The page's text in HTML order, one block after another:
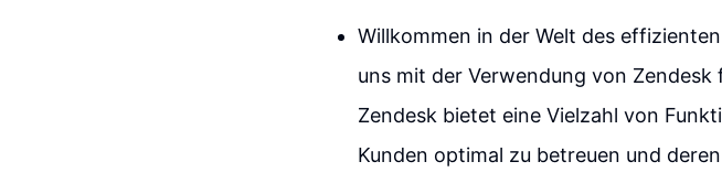
Willkommen in der Welt des
uns mit der Verwendung von
Zendesk bietet eine Vielzahl von
Kunden optimal zu betreuen und